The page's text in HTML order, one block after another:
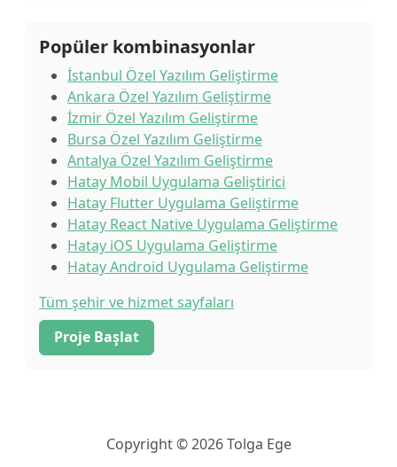
Popüler kombinasyonlar
İstanbul Özel Yazılım Geliştirme
Ankara Özel Yazılım Geliştirme
İzmir Özel Yazılım Geliştirme
Bursa Özel Yazılım Geliştirme
Antalya Özel Yazılım Geliştirme
Hatay Mobil Uygulama Geliştirici
Hatay Flutter Uygulama Geliştirme
Hatay React Native Uygulama Geliştirme
Hatay iOS Uygulama Geliştirme
Hatay Android Uygulama Geliştirme
Tüm şehir ve hizmet sayfaları
Proje Başlat
Copyright © 2026 Tolga Ege